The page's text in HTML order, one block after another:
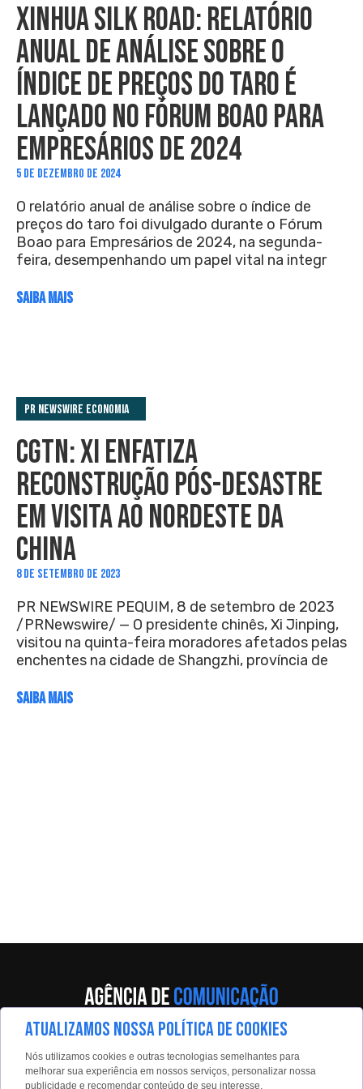
XINHUA SILK ROAD: RELATÓRIO
ANUAL DE ANÁLISE SOBRE O
ÍNDICE DE PREÇOS DO TARO É
LANÇADO NO FÓRUM BOAO PARA
EMPRESÁRIOS DE 2024
5 DE DEZEMBRO DE 2024
O relatório anual de análise sobre o índice de
preços do taro foi divulgado durante o Fórum
Boao para Empresários de 2024, na segunda-
feira, desempenhando um papel vital na integr
SAIBA MAIS
PR Newswire Economia
CGTN: XI ENFATIZA
RECONSTRUÇÃO PÓS-DESASTRE
EM VISITA AO NORDESTE DA
CHINA
8 DE SETEMBRO DE 2023
PR NEWSWIRE PEQUIM, 8 de setembro de 2023
/PRNewswire/ — O presidente chinês, Xi Jinping,
visitou na quinta-feira moradores afetados pelas
enchentes na cidade de Shangzhi, província de
SAIBA MAIS
Av. Eng. Caetano Álvares, 55 - 5º andar
Limão, São Paulo, 02598-900
ATUALIZAMOS NOSSA POLÍTICA DE COOKIES
Nós utilizamos cookies e outras tecnologias semelhantes para
melhorar sua experiência em nossos serviços, personalizar nossa
publicidade e recomendar conteúdo de seu interesse.